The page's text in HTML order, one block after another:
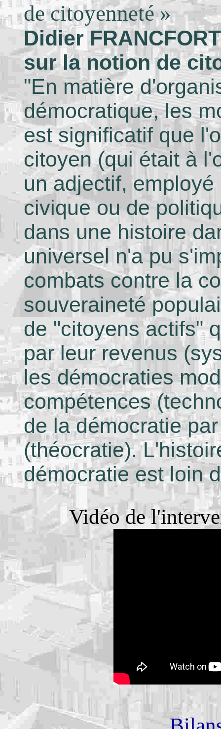
de citoyenneté »
Didier FRANCFORT
sur la notion de
"En matière
démocratique, les
est significatif que
citoyen (qui était à
un adjectif,
civique ou de
dans une histoire
universel n'a pu
combats contre la
souveraineté
de "citoyens actifs"
par leur revenus
les démocraties
compétences
de la démocratie
(théocratie).
démocratie est loin
Vidéo de